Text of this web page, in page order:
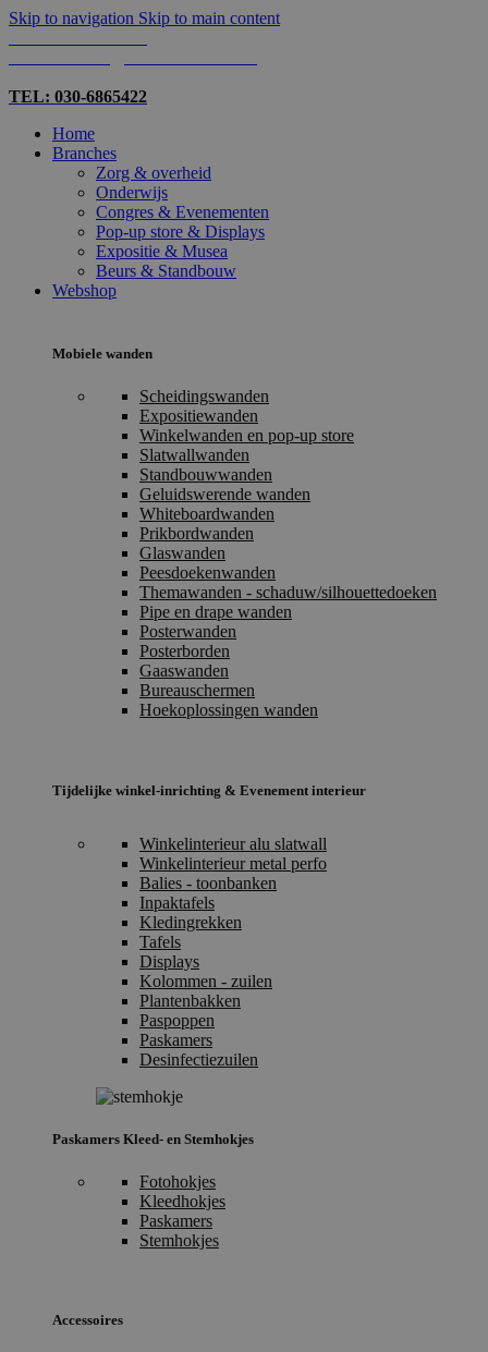
Skip to navigation Skip to main content
TEL: 030-6865422
Home
Branches
Zorg & overheid
Onderwijs
Congres & Evenementen
Pop-up store & Displays
Expositie & Musea
Beurs & Standbouw
Webshop
Mobiele wanden
Scheidingswanden
Expositiewanden
Winkelwanden en pop-up store
Slatwallwanden
Standbouwwanden
Geluidswerende wanden
Whiteboardwanden
Prikbordwanden
Glaswanden
Peesdoekenwanden
Themawanden - schaduw/silhouettedoeken
Pipe en drape wanden
Posterwanden
Posterborden
Gaaswanden
Bureauschermen
Hoekoplossingen wanden
Tijdelijke winkel-inrichting & Evenement interieur
Winkelinterieur alu slatwall
Winkelinterieur metal perfo
Balies - toonbanken
Inpaktafels
Kledingrekken
Tafels
Displays
Kolommen - zuilen
Plantenbakken
Paspoppen
Paskamers
Desinfectiezuilen
Paskamers Kleed- en Stemhokjes
Fotohokjes
Kleedhokjes
Paskamers
Stemhokjes
Accessoires